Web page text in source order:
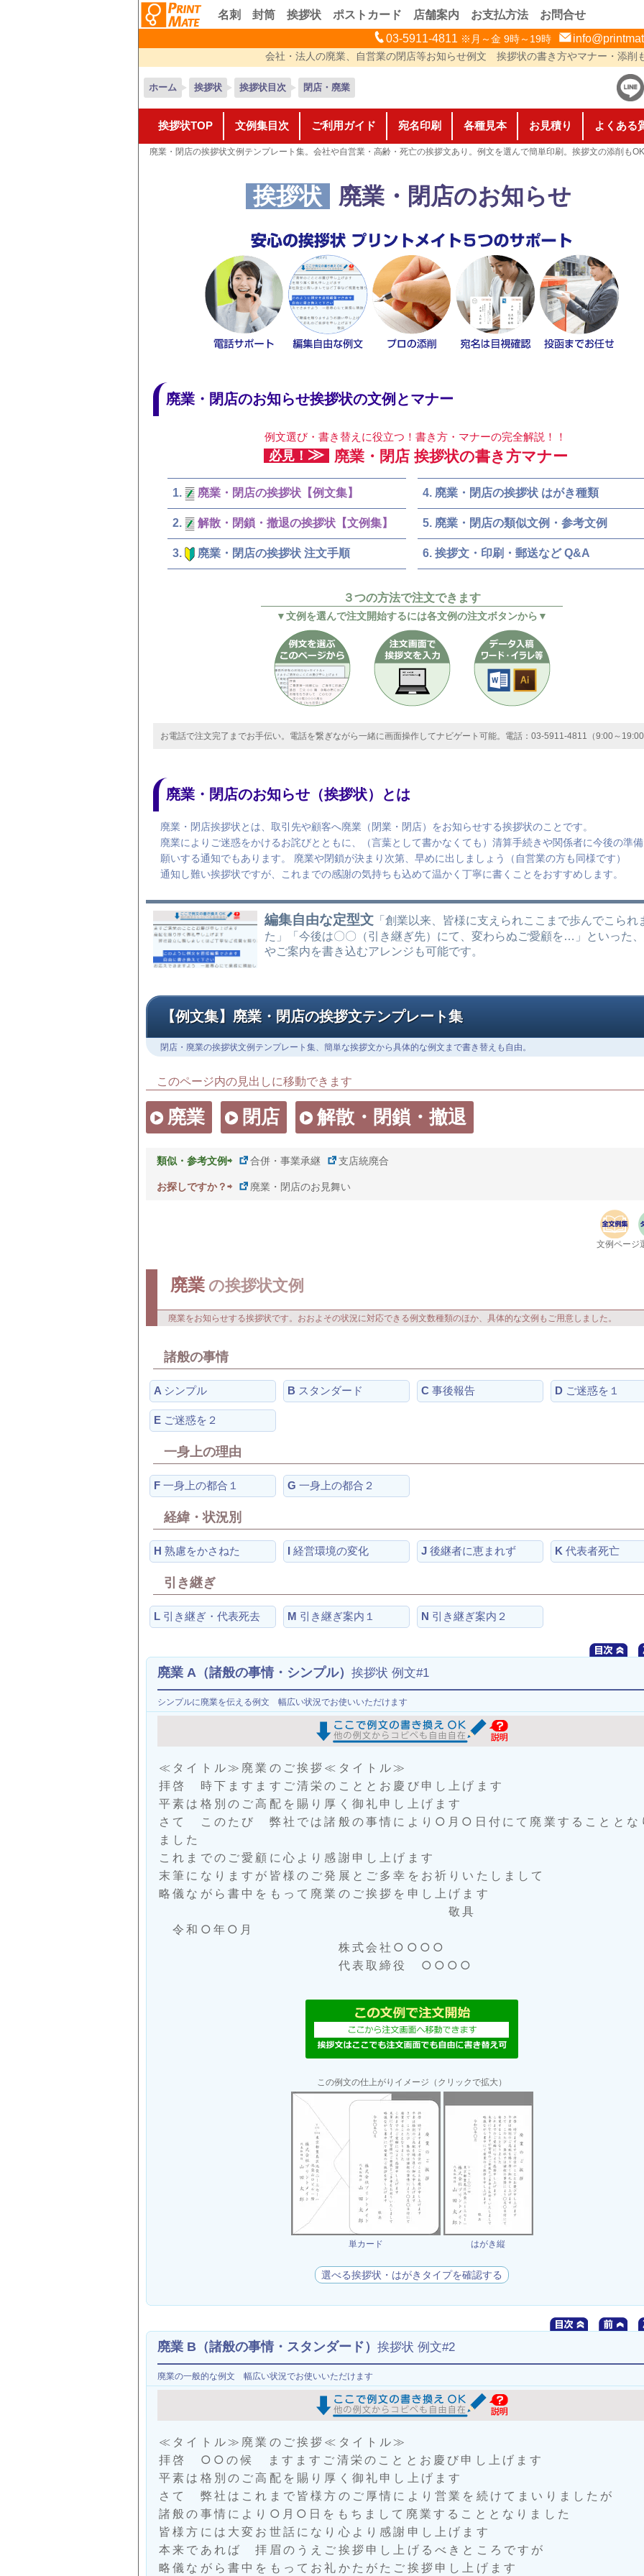
名刺 封筒 挨拶状 ポストカード 店舗案内 お支払方法
お問合せ
03-5911-4811 ※月～金 9時～19時
会社・法人の廃業、自営業の閉店等お知らせ例文 挨拶状の書き方やマナー・添削
ホーム 挨拶状 挨拶状目次 閉店・廃業
挨拶状TOP 文例集目次 ご利用ガイド 宛名印刷 各種見本 お見積り よくある
廃業・閉店の挨拶状文例テンプレート集。会社や自営業・高齢・死亡の挨拶文あり。例文を選んで簡単印刷。挨拶文の添削もOK
挨拶状 廃業・閉店のお知らせ
廃業・閉店のお知らせ挨拶状の文例とマナー
例文選び・書き替えに役立つ！書き方・マナーの完全解説！！
必見！ ≫ 廃業・閉店 挨拶状の書き方マナー
廃業・閉店の挨拶状【例文集】
解散・閉鎖・撤退の挨拶状【文例集】
廃業・閉店の挨拶状 注文手順
廃業・閉店の挨拶状 はがき種類
廃業・閉店の類似文例・参考文例
挨拶文・印刷・郵送など Q&A
３つの方法で注文できます
▼文例を選んで注文開始するには各文例の注文ボタンから▼
お電話で注文完了までお手伝い。電話を繋ぎながら一緒に画面操作してナビゲート可能。電話：03-5911-4811（9:00～
廃業・閉店のお知らせ（挨拶状）とは
廃業・閉店挨拶状とは、取引先や顧客へ廃業（閉業・閉店）をお知らせする挨拶状のことです。
廃業によりご迷惑をかけるお詫びとともに、（言葉として書かなくても）清算手続きや関係者に今後の準
願いする通知でもあります。 廃業や閉鎖が決まり次第、早めに出しましょう（自営業の方も同様です）
通知し難い挨拶状ですが、これまでの感謝の気持ちも込めて温かく丁寧に書くことをおすすめします。
編集自由な定型文 「創業以来、皆様に支えられここまで歩んでこられ
た」「今後は〇〇（引き継ぎ先）にて、変わらぬご愛顧を…」といった
やご案内を書き込むアレンジも可能です。
【例文集】廃業・閉店の挨拶文テンプレート集
閉店・廃業の挨拶状文例テンプレート集、簡単な挨拶文から具体的な例文まで書き替えも自由。
このページ内の見出しに移動できます
廃業 閉店 解散・閉鎖・撤退
類似・参考文例⇨ 合併・事業承継 支店統廃合
お探しですか？⇨ 廃業・閉店のお見舞い
文例ページ
廃業 の挨拶状文例
廃業をお知らせする挨拶状です。おおよその状況に対応できる例文数種類のほか、具体的な文例もご用意しました。
諸般の事情
A シンプル B スタンダード C 事後報告 D ご迷惑を１
E ご迷惑を２
一身上の理由
F 一身上の都合１ G 一身上の都合２
経緯・状況別
H 熟慮をかさねた 経営環境の変化 J 後継者に恵まれず K 代表者死亡
引き継ぎ
L 引き継ぎ・代表死去 M 引き継ぎ案内１ N 引き継ぎ案内２
廃業 A（諸般の事情・シンプル） 挨拶状 例文#1
シンプルに廃業を伝える例文 幅広い状況でお使いいただけます
この例文の仕上がりイメージ（クリックで拡大）
単カード はがき縦
選べる挨拶状・はがきタイプを確認する
廃業 B（諸般の事情・スタンダード） 挨拶状 例文#2
廃業の一般的な例文 幅広い状況でお使いいただけます